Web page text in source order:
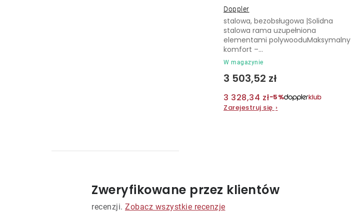
r
o
k
u
k
t
ó
w
Doppler
W magazynie
3 503,52 zł
3 328,34 zł−5%
Zarejestruj się ›
stalowa, bezobsługowa |Solidna
stalowa rama uzupełniona
elementami polywooduMaksymalny
komfort –...
n
t
Zweryfikowane przez klientów
recenzji. Zobacz wszystkie recenzje